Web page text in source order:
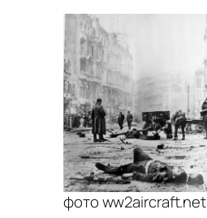
фото ww2aircraft.net